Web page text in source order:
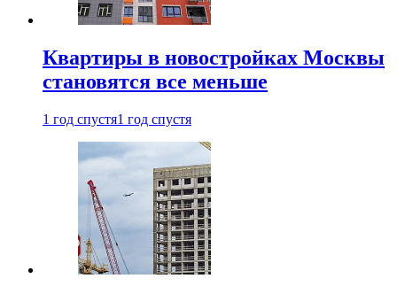
Квартиры в новостройках Москвы
становятся все меньше
1 год спустя1 год спустя